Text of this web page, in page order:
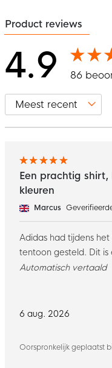
Product reviews
4.9 86
6 aug. 2026
Oorspronkelijk geplaatst
Een prachtig
kleuren
Marcus
Adidas had tijdens
tentoon gesteld. Dit is
Automatisch vertaald